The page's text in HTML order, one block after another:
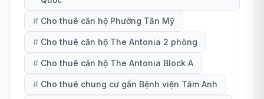
# Cho thuê căn hộ Phường Tân Mỹ
# Cho thuê căn hộ The Antonia 2 phòng
# Cho thuê căn hộ The Antonia Block A
# Cho thuê chung cư gần Bệnh viện Tâm Anh